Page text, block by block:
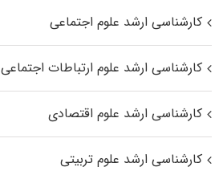
کارشناسی ارشد علوم اجتماعی
کارشناسی ارشد علوم ارتباطات اجتماعی
کارشناسی ارشد علوم اقتصادی
کارشناسی ارشد علوم تربیتی